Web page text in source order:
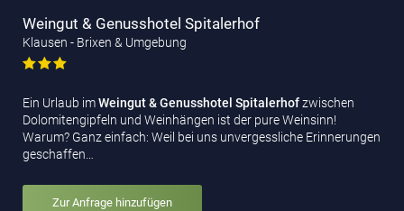
Weingut & Genusshotel Spitalerhof
Klausen - Brixen & Umgebung
Ein Urlaub imWeingut & Genusshotel Spitalerhofzwischen
Dolomitengipfeln und Weinhängen ist der pure Weinsinn!
Warum? Ganz einfach: Weil bei uns unvergessliche Erinnerungen
geschaffen…
Zur Anfrage hinzufügen